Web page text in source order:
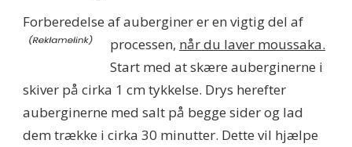
Forberedelse af auberginer er en vigtig del af
processen, når du laver moussaka.
Start med at skære auberginerne i
skiver på cirka 1 cm tykkelse. Drys herefter
auberginerne med salt på begge sider og lad
dem trække i cirka 30 minutter. Dette vil hjælpe